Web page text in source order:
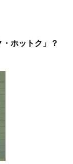
ホットク」？